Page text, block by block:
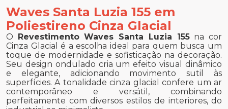
Waves Santa Luzia 155 em
Poliestireno Cinza Glacial
O Revestimento Waves Santa Luzia 155na cor
Cinza Glacial é a escolha ideal para quem busca um
toque de modernidade e sofisticação na decoração.
Seu design ondulado cria um efeito visual dinâmico
e elegante, adicionando movimento sutil às
superfícies. A tonalidade cinza glacial confere um ar
contemporâneo e versátil, combinando
perfeitamente com diversos estilos de interiores, do